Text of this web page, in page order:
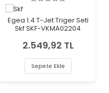
Egea 1.4 T-Jet Triger Seti
Skf SKF-VKMA02204
2.549,92 TL
Sepete Ekle